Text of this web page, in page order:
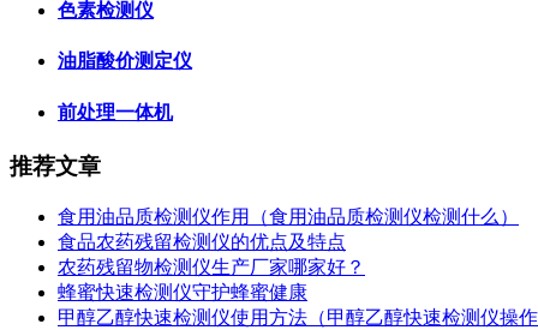
色素检测仪
油脂酸价测定仪
前处理一体机
推荐文章
食用油品质检测仪作用（食用油品质检测仪检测什么）
食品农药残留检测仪的优点及特点
农药残留物检测仪生产厂家哪家好？
蜂蜜快速检测仪守护蜂蜜健康
甲醇乙醇快速检测仪使用方法（甲醇乙醇快速检测仪操